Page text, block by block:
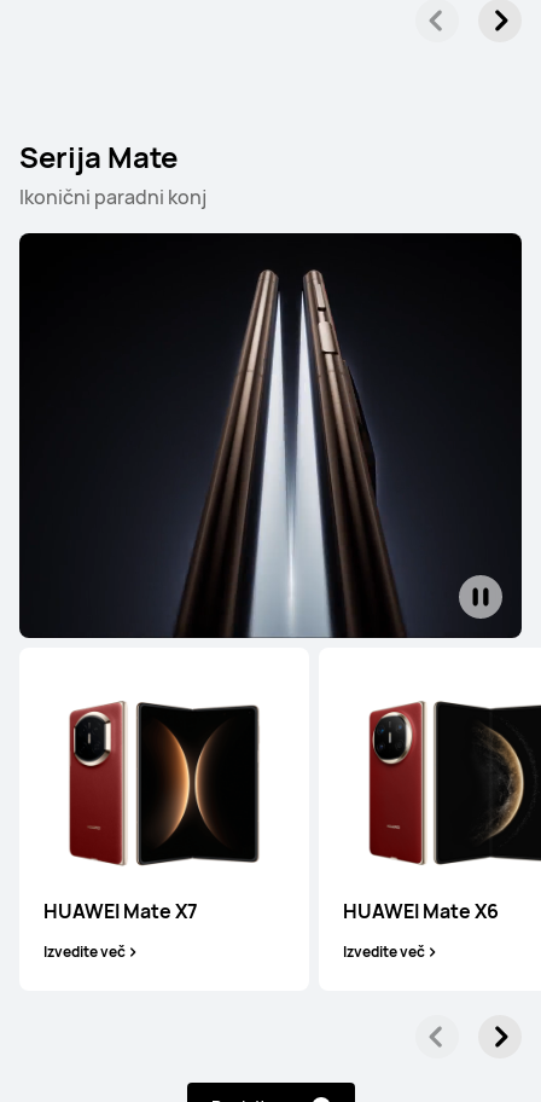
Serija Mate
Ikonični paradni konj
HUAWEI Mate X7
Izvedite več
HUAWEI Mate X6
Izvedite več